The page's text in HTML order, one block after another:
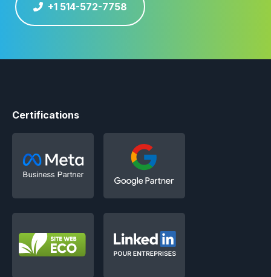
+1 514-572-7758
Certifications